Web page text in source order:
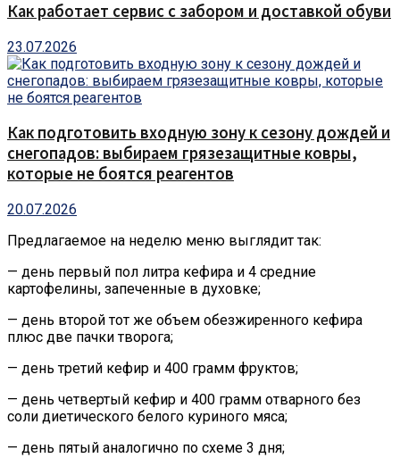
Как работает сервис с забором и доставкой обуви
23.07.2026
Как подготовить входную зону к сезону дождей и
снегопадов: выбираем грязезащитные ковры,
которые не боятся реагентов
20.07.2026
Предлагаемое на неделю меню выглядит так:
— день первый пол литра кефира и 4 средние
картофелины, запеченные в духовке;
— день второй тот же объем обезжиренного кефира
плюс две пачки творога;
— день третий кефир и 400 грамм фруктов;
— день четвертый кефир и 400 грамм отварного без
соли диетического белого куриного мяса;
— день пятый аналогично по схеме 3 дня;